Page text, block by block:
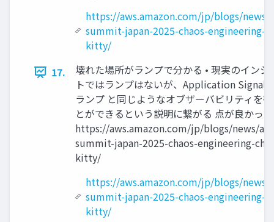
https://aws.amazon.com/jp/blogs/news/
summit-japan-2025-chaos-engineering-
kitty/
17.
壊れた場所がランプで分かる • 現実のインシ
トではランプはないが、Application Signals
ランプ と同じようなオブザーバビリティを
とができるという説明に繋がる 点が良かった
https://aws.amazon.com/jp/blogs/news/
summit-japan-2025-chaos-engineering-
kitty/
https://aws.amazon.com/jp/blogs/news/
summit-japan-2025-chaos-engineering-
kitty/